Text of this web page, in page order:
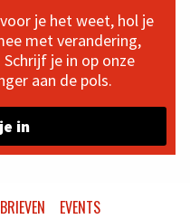
je het weet, hol je
met verandering,
je in op onze
aan de pols.
in
EVENTS